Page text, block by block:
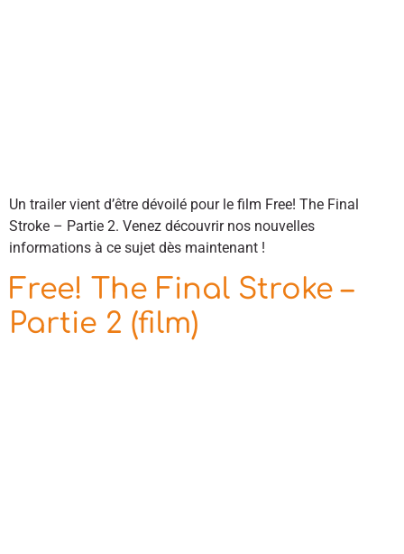
Un trailer vient d’être dévoilé pour le film Free! The Final
Stroke – Partie 2. Venez découvrir nos nouvelles
informations à ce sujet dès maintenant !
Free! The Final Stroke –
Partie 2 (film)